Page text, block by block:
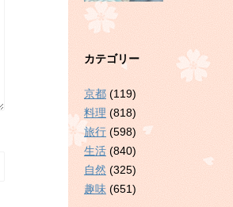
カテゴリー
京都 (119)
料理 (818)
旅行 (598)
生活 (840)
自然 (325)
趣味 (651)